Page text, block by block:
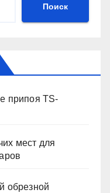
Поиск
припоя TS-
мест для
обрезной